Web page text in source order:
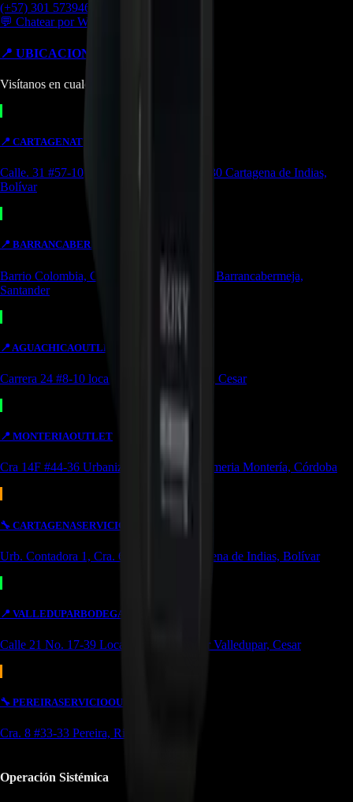
(+57) 301 5739461
💬 Chatear por WhatsApp
📍 UBICACIONES Y SUCURSALES
Visítanos en cualquiera de nuestras tiendas
📍 CARTAGENATIENDA
Calle. 31 #57-106. CC Ejecutivos Local 130 Cartagena de Indias,
Bolívar
📍 BARRANCABERMEJA
Barrio Colombia, Cl. 49 #15-66 Local 107 Barrancabermeja,
Santander
📍 AGUACHICAOUTLET
Carrera 24 #8-10 local 2 Potozí Aguachica, Cesar
📍 MONTERIAOUTLET
Cra 14F #44-36 Urbanización Portal de Almeria Montería, Córdoba
🔧 CARTAGENASERVICIO
Urb. Contadora 1, Cra. 69 #31a-37 Cartagena de Indias, Bolívar
📍 VALLEDUPARBODEGA/OUTLET
Calle 21 No. 17-39 Local 4 Simón bolivar Valledupar, Cesar
🔧 PEREIRASERVICIOOUTLET
Cra. 8 #33-33 Pereira, Risaralda
Operación Sistémica